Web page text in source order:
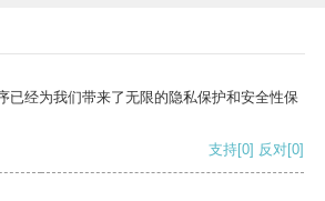
已经为我们带来了无限的隐私保护和安全性保
支持[0] 反对[0]